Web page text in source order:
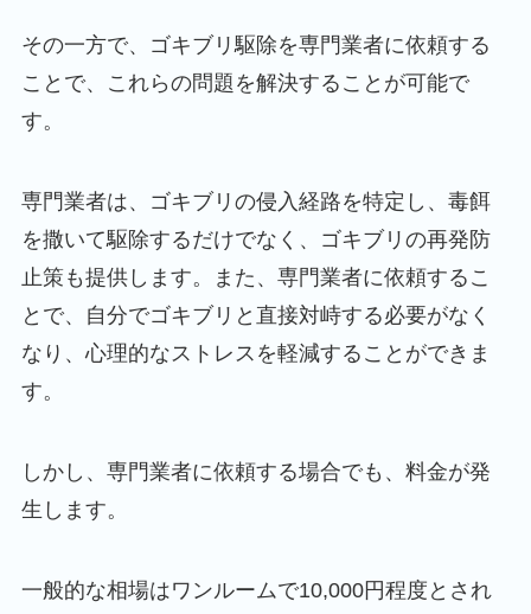
その一方で、ゴキブリ駆除を専門業者に依頼する
ことで、これらの問題を解決することが可能で
す。
専門業者は、ゴキブリの侵入経路を特定し、毒餌
を撒いて駆除するだけでなく、ゴキブリの再発防
止策も提供します。また、専門業者に依頼するこ
とで、自分でゴキブリと直接対峙する必要がなく
なり、心理的なストレスを軽減することができま
す。
しかし、専門業者に依頼する場合でも、料金が発
生します。
一般的な相場はワンルームで10,000円程度とされ